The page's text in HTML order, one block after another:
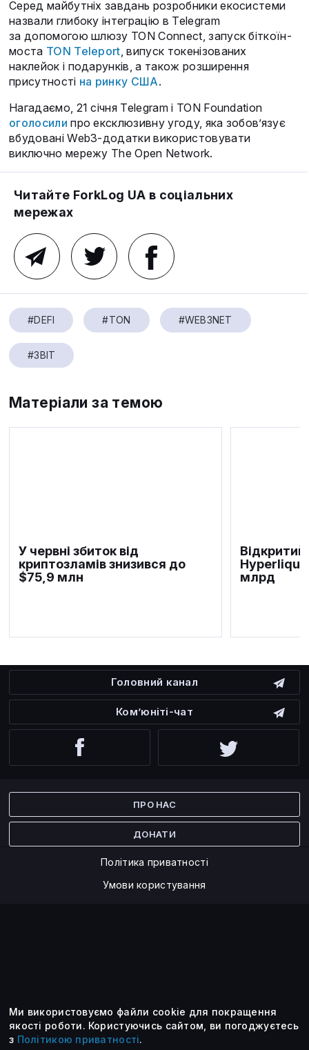
Серед майбутніх завдань розробники екосистеми
назвали глибоку інтеграцію в Telegram
за допомогою шлюзу TON Connect, запуск біткоїн-
моста TON Teleport , випуск токенізованих
наклейок і подарунків, а також розширення
присутності на ринку США.
Нагадаємо, 21 січня Telegram і TON Foundation
оголосили про ексклюзивну угоду, яка зобов’язує
вбудовані Web3-додатки використовувати
виключно мережу The Open Network.
Читайте ForkLog UA в соціальних
мережах
#DEFI #TON #WEB3NET
#ЗВІТ
Матеріали за темою
У червні збиток від
криптозламів знизився до
$75,9 млн
Відкритий
млрд
Головний канал
Ком’юніті-чат
ПРО НАС
ДОНАТИ
Політика приватності
Умови користування
©2014 — 2026
Усі опубліковані матеріали належать ForkLog. Ви можете
Ми використовуємо файли cookie для покращення
якості роботи. Користуючись сайтом, ви погоджуєтесь
з Політикою приватності.